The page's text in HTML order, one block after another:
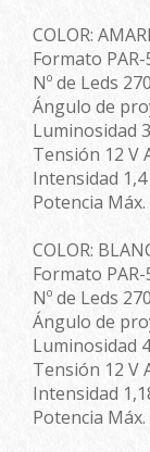
COLOR:
Formato PAR-
Nº de Leds 270
Ángulo de
Luminosidad
Tensión 12 V
Intensidad 1,4
Potencia Máx.
COLOR:
Formato PAR-
Nº de Leds 270
Ángulo de
Luminosidad
Tensión 12 V
Intensidad
Potencia Máx.